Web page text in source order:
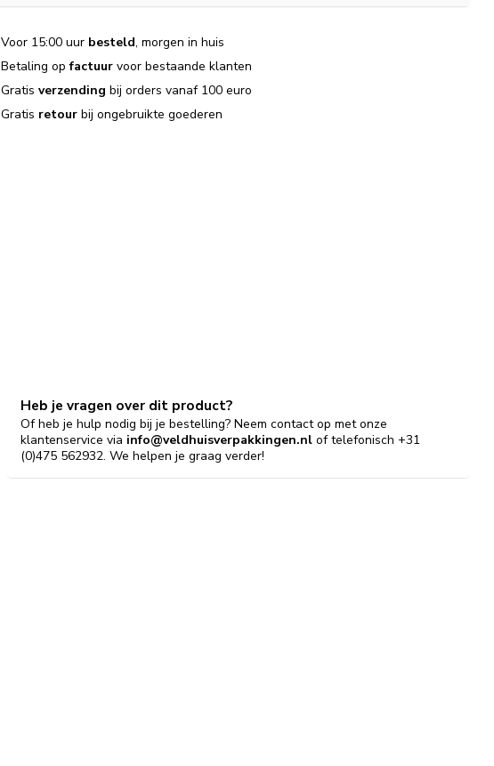
Voor 15:00 uur besteld, morgen in huis
Betaling opfactuur voor bestaande klanten
Gratisverzending bij orders vanaf 100 euro
Gratis retour bij ongebruikte goederen
Heb je vragen over dit product?
Of heb je hulp nodig bij je bestelling? Neem contact op met onze
klantenservice via info@veldhuisverpakkingen.nl of telefonisch +31
(0)475 562932. We helpen je graag verder!